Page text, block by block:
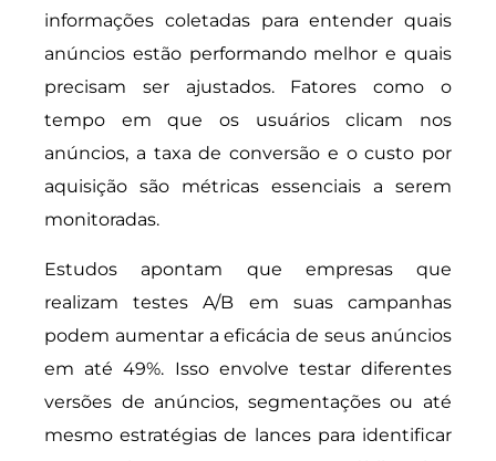
informações coletadas para entender quais
anúncios estão performando melhor e quais
precisam ser ajustados. Fatores como o
tempo em que os usuários clicam nos
anúncios, a taxa de conversão e o custo por
aquisição são métricas essenciais a serem
monitoradas.
Estudos apontam que empresas que
realizam testes A/B em suas campanhas
podem aumentar a eficácia de seus anúncios
em até 49%. Isso envolve testar diferentes
versões de anúncios, segmentações ou até
mesmo estratégias de lances para identificar